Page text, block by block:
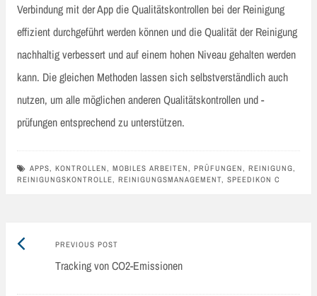
Verbindung mit der App die Qualitätskontrollen bei der Reinigung
effizient durchgeführt werden können und die Qualität der Reinigung
nachhaltig verbessert und auf einem hohen Niveau gehalten werden
kann. Die gleichen Methoden lassen sich selbstverständlich auch
nutzen, um alle möglichen anderen Qualitätskontrollen und -
prüfungen entsprechend zu unterstützen.
APPS, KONTROLLEN, MOBILES ARBEITEN, PRÜFUNGEN, REINIGUNG,
REINIGUNGSKONTROLLE, REINIGUNGSMANAGEMENT, SPEEDIKON C
Post
navigation
PREVIOUS POSTPrevious
post:
Tracking von CO2-Emissionen